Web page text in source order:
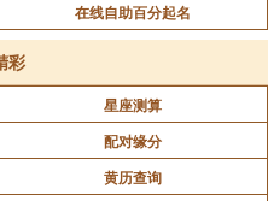
天大有 离上乾下
谦 坤上艮下
豫 震上坤下
在线自助百分起名
彩
星座测算
配对缘分
黄历查询